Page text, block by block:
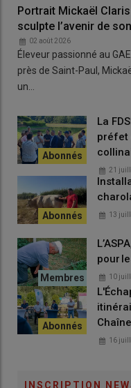
installés au sein de
robotisés. Ces
la productivité par animal
et larobotique,
(Puy-de-
Loire)
collecte,
départs à la retraite, qui
annuelle du nombre de
productivité ou le
amélioration. C’est un
continuer à relever.
Comment
Portrait Mickaël
sculpte l’avenir de
02 août 2026
Éleveur passionné au
près de Saint-Paul,
un…
La
préfet
21
13
pour
10
16
INSCRIPTION